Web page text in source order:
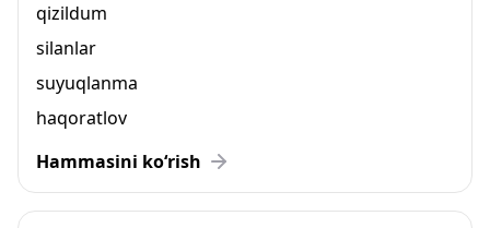
qizildum
silanlar
suyuqlanma
haqoratlov
Hammasini ko‘rish